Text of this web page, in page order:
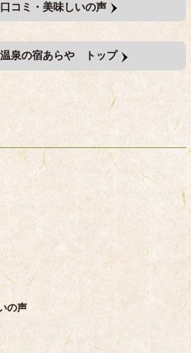
コミ・美味しいの声
泉の宿あらや トップ
の声